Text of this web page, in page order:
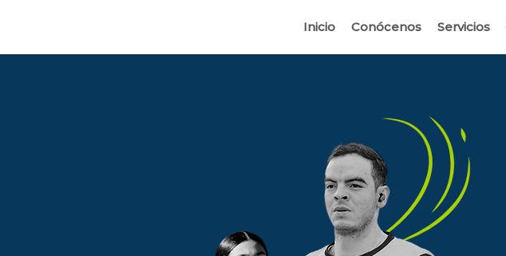
Inicio Conócenos Servicios